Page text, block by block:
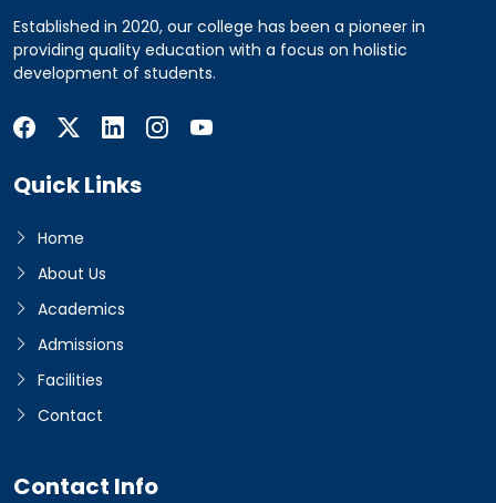
Established in 2020, our college has been a pioneer in
providing quality education with a focus on holistic
development of students.
Quick Links
Home
About Us
Academics
Admissions
Facilities
Contact
Contact Info